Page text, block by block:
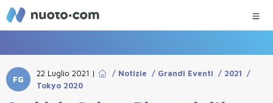
FG
22 Luglio 2021 | / Notizie / Grandi Eventi / 2021 /
Tokyo 2020